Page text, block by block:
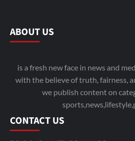
ABOUT US
is a fresh new face in news and
with the believe of truth, fairness,
we publish content on
CONTACT US